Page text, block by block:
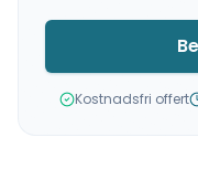
Kostnadsfri offert